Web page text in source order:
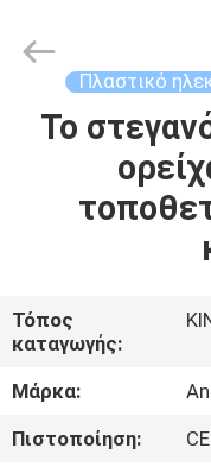
ΣΠΊΤΙ
ΠΡΟΪΌΝΤΑ
ΕΜΕΊΣ
ΓΎΡΟΣ
ΕΡΓΟΣΤΑΣΊΩΝ
Πλαστικό
Το
Τόπος
καταγωγής:
Μάρκα:
Πιστοποίηση:
CE